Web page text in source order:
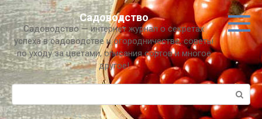
Перейти
к
контенту
Садоводство
Садоводство — интернет журнал о секретах
успеха в садоводстве и огородничестве, советы
по уходу за цветами, описания сортов и многое
другое!
Поиск: